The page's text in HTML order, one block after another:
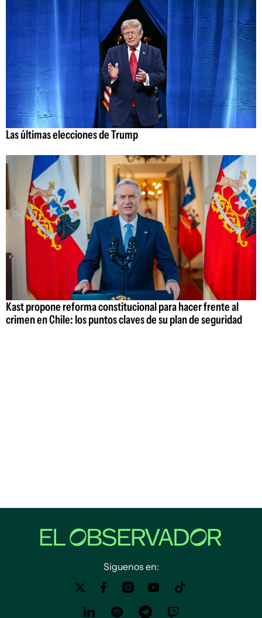
Las últimas elecciones de Trump
Kast propone reforma constitucional para hacer frente al
crimen en Chile: los puntos claves de su plan de seguridad
Siguenos en: